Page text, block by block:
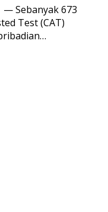
— Sebanyak 673
Test (CAT)